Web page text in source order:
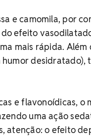
e camomila, por
efeito
mais rápida. Além
desidratado),
e flavonoídicas, o
uma ação
atenção: o efeito